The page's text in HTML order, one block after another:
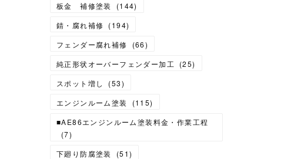
板金 補修塗装
(144)
錆・腐れ補修 (194)
フェンダー腐れ補修
(66)
純正形状オーバーフェンダー加工
(25)
スポット増し
(53)
エンジンルーム塗装
(115)
■AE86エンジンルーム塗装料金・作業工程
(7)
下廻り防腐塗装
(51)